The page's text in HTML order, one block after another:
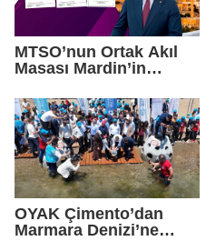
MTSO’nun Ortak Akıl
Masası Mardin’in
Şekillendirdi
OYAK Çimento’dan
Marmara Denizi’ne